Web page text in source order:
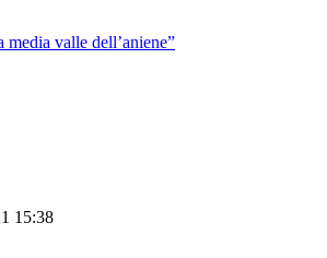
media valle dell’aniene”
15:38